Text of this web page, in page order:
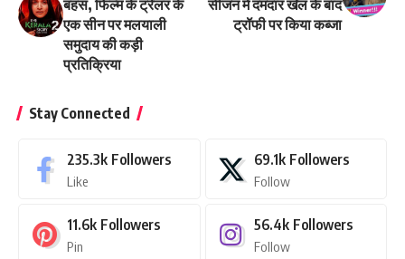
बहस, फिल्म के ट्रेलर के
एक सीन पर मलयाली
समुदाय की कड़ी
प्रतिक्रिया
सीजन में दमदार खेल के बाद
ट्रॉफी पर किया कब्जा
Stay Connected
235.3k Followers
Like
69.1k Followers
Follow
11.6k Followers
Pin
56.4k Followers
Follow